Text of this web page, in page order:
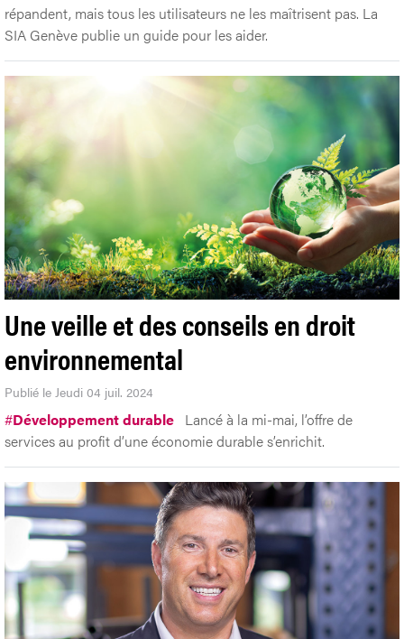
répandent, mais tous les utilisateurs ne les maîtrisent pas. La
SIA Genève publie un guide pour les aider.
Une veille et des conseils en droit
environnemental
Publié le Jeudi 04 juil. 2024
#Développement durable Lancé à la mi-mai, l’offre de
services au profit d’une économie durable s’enrichit.